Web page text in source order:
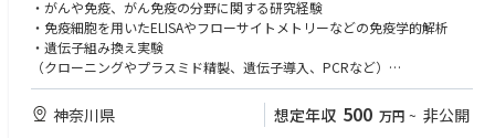
■当社について：
CAR-T細胞療法を主とした新規がん免疫療法の開発をしており、社会貢献
性の高い事業を展開をしています。2023年6月に東京証券取引所グロース
・がんや免疫、がん免疫の分野に関する研究経験
・免疫細胞を用いたELISAやフローサイトメトリーなどの免疫学的解析
・遺伝子組み換え実験
（クローニングやプラスミド精製、遺伝子導入、PCRなど）
・マウスを用いた動物実験
・チーム体制でのプロジェクト実施
・Word、Excel、PowerPointを用いたデータ解析・データ整理や資料作
神奈川県 想定年収 500 万円 ~ 非公開